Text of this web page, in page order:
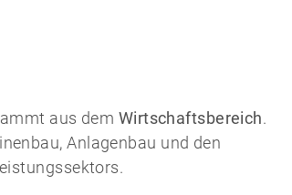
aus dem Wirtschaftsbereich.
Anlagenbau und den